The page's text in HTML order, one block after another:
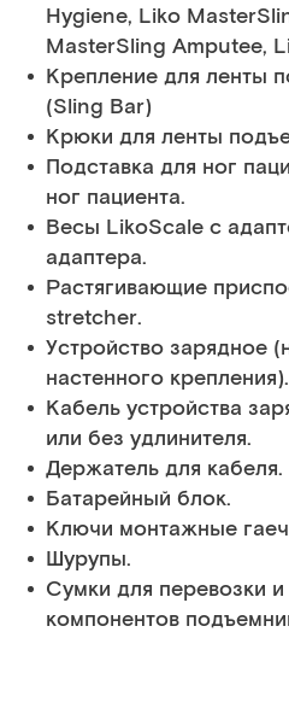
Hygiene, Liko
MasterSling Amputee,
Крепление для ленты
(Sling Bar)
Крюки для ленты
Подставка для ног
ног пациента.
Весы LikoScale с
адаптера.
Растягивающие
stretcher.
Устройство зарядное
настенного крепления).
Кабель устройства
или без удлинителя.
Держатель для кабеля.
Батарейный блок.
Ключи монтажные
Шурупы.
Сумки для перевозки и
компонентов